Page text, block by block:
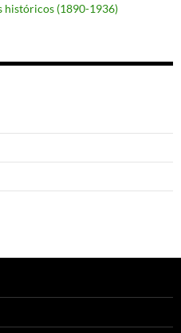
históricos (1890-1936)